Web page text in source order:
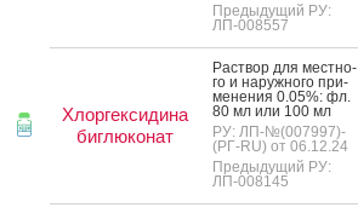
Предыдущий РУ:
ЛП-008557
Хлоргексидина
биглюконат
Рас­твор для мес­тно­
го и на­руж­но­го при­
мене­ния 0.05%: фл.
80 мл или 100 мл
РУ: ЛП-№(007997)-
(РГ-RU) от 06.12.24
Предыдущий РУ:
ЛП-008145